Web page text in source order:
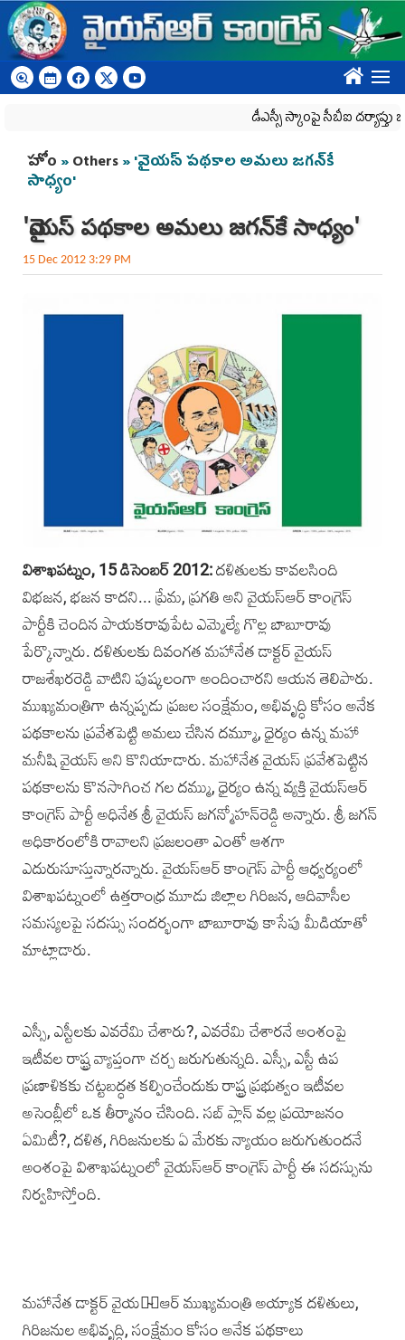
Skip to main content
????
డీఎస్సీ స్కాంపై సీబీఐ దర్యాప్తు
You are here
హోం »Others» 'వైయస్‌ పథకాల అమలు జగన్‌కే
సాధ్యం'
'వైయస్‌ పథకాల అమలు జగన్‌కే సాధ్యం'
15 Dec 2012 3:29 PM
విశాఖపట్నం, 15 డిసెంబర్‌ 2012:దళితులకు కావలసింది
విభజన, భజన కాదని... ప్రేమ, ప్రగతి అని వైయస్ఆర్‌ కాంగ్రెస్‌
పార్టీకి చెందిన పాయకరావుపేట ఎమ్మెల్యే గొల్ల బాబూరావు
పేర్కొన్నారు. దళితులకు దివంగత మహానేత డాక్టర్‌ వైయస్‌
రాజశేఖరరెడ్డి వాటిని పుష్కలంగా అందించారని ఆయన తెలిపారు.
ముఖ్యమంత్రిగా ఉన్నప్పడు ప్రజల సంక్షేమం, అభివృద్ధి కోసం అనేక
పథకాలను ప్రవేశపెట్టి అమలు చేసిన దమ్మూ, ధైర్యం ఉన్న మహా
మనీషి వైయస్ అని కొనియాడారు. మహానేత వైయస్‌ ప్రవేశపెట్టిన
పథకాలను కొనసాగించ గల దమ్ము, ధైర్యం ఉన్న వ్యక్తి వైయస్‌ఆర్‌
కాంగ్రెస్‌ పార్టీ అధినేత శ్రీ వైయస్‌ జగన్మోహన్‌రెడ్డి అన్నారు. శ్రీ జగన్
అధికారంలోకి రావాలని ప్రజలంతా ఎంతో ఆశగా
ఎదురుసూస్తున్నారన్నారు. వైయస్‌ఆర్‌ కాంగ్రెస్‌ పార్టీ ఆధ్వర్యంలో
విశాఖపట్నంలో ఉత్తరాంధ్ర మూడు జిల్లాల గిరిజన, ఆదివాసీల
సమస్యలపై సదస్సు సందర్భంగా బాబూరావు కాసేపు మీడియాతో
మాట్లాడారు.
ఎస్సీ, ఎస్టీలకు ఎవరేమి చేశారు?, ఎవరేమి చేశారనే అంశంపై
ఇటీవల రాష్ట్ర వ్యాప్తంగా చర్చ జరుగుతున్నది. ఎస్సీ, ఎస్టీ ఉప
ప్రణాళికకు చట్టబద్ధత కల్పించేందుకు రాష్ట్ర ప్రభుత్వం ఇటీవల
అసెంబ్లీలో ఒక తీర్మానం చేసింది. సబ్‌ ప్లాన్‌ వల్ల ప్రయోజనం
ఏమిటీ?, దళిత, గిరిజనులకు ఏ మేరకు న్యాయం జరుగుతుందనే
అంశంపై విశాఖపట్నంలో వైయస్‌ఆర్‌ కాంగ్రెస్‌ పార్టీ ఈ సదస్సును
నిర్వహిస్తోంది.
మహానేత డాక్టర్ వైయస̴్ఆర్‌ ముఖ్యమంత్రి అయ్యాక దళితులు,
గిరిజనుల అభివృద్ధి, సంక్షేమం కోసం అనేక పథకాలు